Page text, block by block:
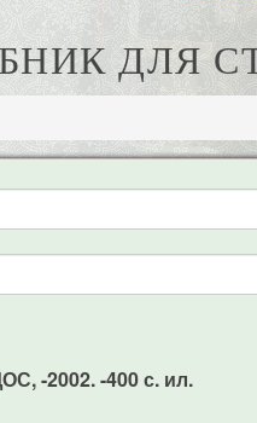
ДЛЯ
-2002. -400 с. ил.